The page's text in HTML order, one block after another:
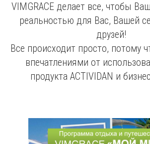
VIMGRACE делает все, чтобы
реальностью для Вас, Вашей
друзей!
Все происходит просто, потому
впечатлениями от
продукта ACTIVIDAN и